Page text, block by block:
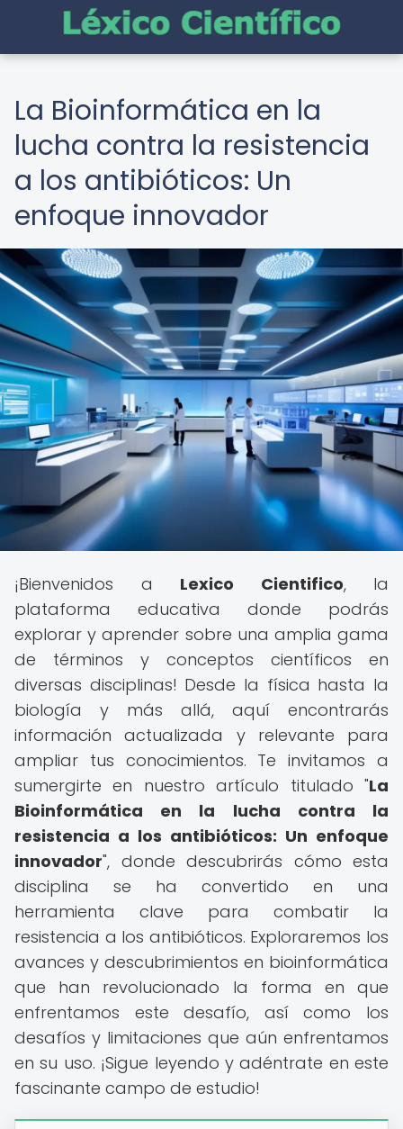
La Bioinformática en la
lucha contra la resistencia
a los antibióticos: Un
enfoque innovador
¡Bienvenidos a Lexico Cientifico, la
plataforma educativa donde podrás
explorar y aprender sobre una amplia gama
de términos y conceptos científicos en
diversas disciplinas! Desde la física hasta la
biología y más allá, aquí encontrarás
información actualizada y relevante para
ampliar tus conocimientos. Te invitamos a
sumergirte en nuestro artículo titulado "La
Bioinformática en la lucha contra la
resistencia a los antibióticos: Un enfoque
innovador", donde descubrirás cómo esta
disciplina se ha convertido en una
herramienta clave para combatir la
resistencia a los antibióticos. Exploraremos los
avances y descubrimientos en bioinformática
que han revolucionado la forma en que
enfrentamos este desafío, así como los
desafíos y limitaciones que aún enfrentamos
en su uso. ¡Sigue leyendo y adéntrate en este
fascinante campo de estudio!